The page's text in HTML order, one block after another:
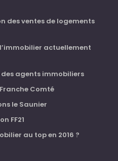
des ventes de logements
actuellement
agents immobiliers
Comté
le Saunier
FF21
au top en 2016 ?